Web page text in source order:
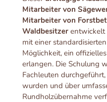
Mitarbeiter von
Mitarbeiter von
Waldbesitzerentwickelt
mit einer
Möglichkeit, ein
erlangen. Die Schulung
Fachleuten
wurden und über
Rundholzübernahme